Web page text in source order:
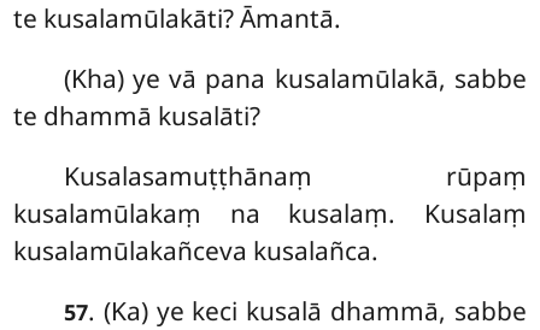
te kusalamūlakāti? Āmantā.
(Kha) ye vā pana kusalamūlakā, sabbe
te dhammā kusalāti?
Kusalasamuṭṭhānaṃ rūpaṃ
kusalamūlakaṃ na kusalaṃ. Kusalaṃ
kusalamūlakañceva kusalañca.
57. (Ka) ye keci kusalā dhammā, sabbe